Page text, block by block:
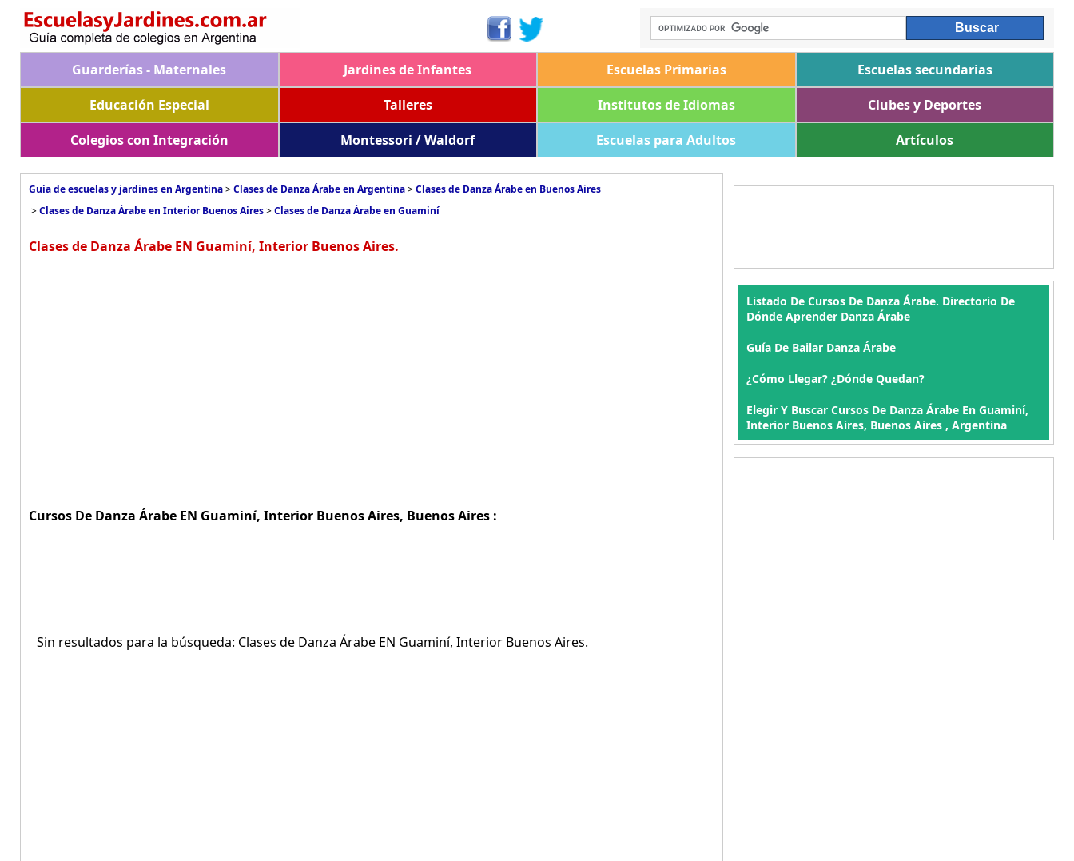
Guarderías - Maternales Jardines de Infantes Escuelas Primarias
Escuelas secundarias
Educación Especial
Talleres Institutos de Idiomas
Clubes y Deportes
Colegios con Integración
Montessori / Waldorf Escuelas para Adultos Artículos
Guía de escuelas y jardines en Argentina>Clases de Danza Árabe en Argentina>Clases de Danza Árabe en Buenos Aires
>Clases de Danza Árabe en Interior Buenos Aires>Clases de Danza Árabe en Guaminí
Clases de Danza Árabe EN Guaminí, Interior Buenos Aires.
Cursos De Danza Árabe EN Guaminí, Interior Buenos Aires, Buenos Aires :
Sin resultados para la búsqueda: Clases de Danza Árabe EN Guaminí, Interior Buenos Aires.
Listado De Cursos De Danza Árabe. Directorio De
Dónde Aprender Danza Árabe
Guía De Bailar Danza Árabe
¿Cómo Llegar? ¿Dónde Quedan?
Elegir Y Buscar Cursos De Danza Árabe En Guaminí,
Interior Buenos Aires, Buenos Aires , Argentina